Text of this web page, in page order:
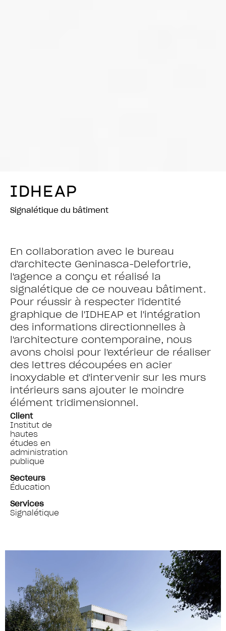
IDHEAP
Signalétique du bâtiment
En collaboration avec le bureau
d'architecte Geninasca-Delefortrie,
l'agence a conçu et réalisé la
signalétique de ce nouveau bâtiment.
Pour réussir à respecter l'identité
graphique de l'IDHEAP et l'intégration
des informations directionnelles à
l'architecture contemporaine, nous
avons choisi pour l'extérieur de réaliser
des lettres découpées en acier
inoxydable et d'intervenir sur les murs
intérieurs sans ajouter le moindre
élément tridimensionnel.
Client
Institut de
hautes
études en
administration
publique
Secteurs
Éducation
Services
Signalétique